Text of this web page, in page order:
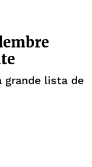
grande lista de